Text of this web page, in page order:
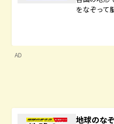
をなぞって
AD
地球のな